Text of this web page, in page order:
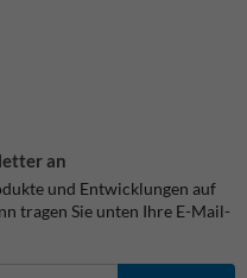
an
und Entwicklungen auf
tragen Sie unten Ihre E-Mail-